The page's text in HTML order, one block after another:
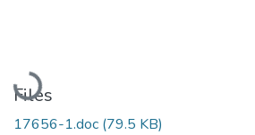
Loading...
Files
17656-1.doc (79.5 KB)